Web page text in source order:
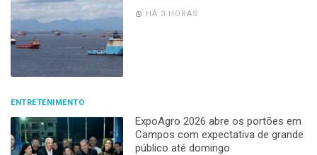
HÁ 3 HORAS
ENTRETENIMENTO
ExpoAgro 2026 abre os portões em
Campos com expectativa de grande
público até domingo